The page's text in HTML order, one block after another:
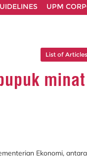
UPM
List of Articles
minat
Ekonomi, antara